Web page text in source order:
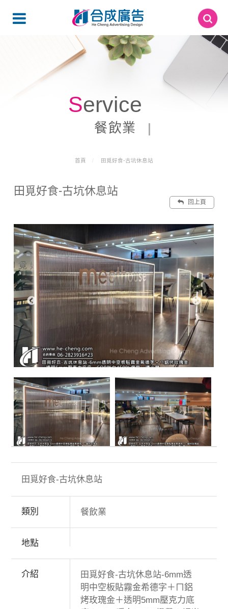
Service
餐飲業
首頁 田覓好食-古坑休息站
田覓好食-古坑休息站
回上頁
田覓好食-古坑休息站
類別 餐飲業
地點
介紹
田覓好食-古坑休息站-6mm透
明中空板貼霧金希德字＋ㄇ鋁
烤玫瑰金＋透明5mm壓克力底